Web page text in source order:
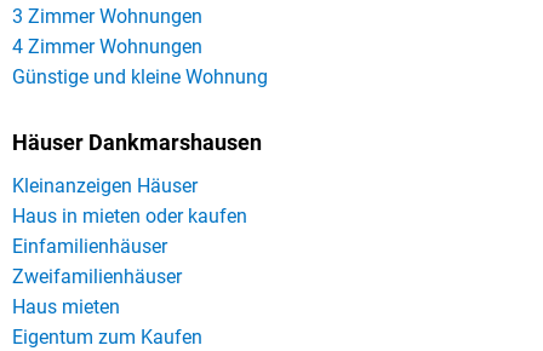
3 Zimmer Wohnungen
4 Zimmer Wohnungen
Günstige und kleine Wohnung
Häuser Dankmarshausen
Kleinanzeigen Häuser
Haus in mieten oder kaufen
Einfamilienhäuser
Zweifamilienhäuser
Haus mieten
Eigentum zum Kaufen